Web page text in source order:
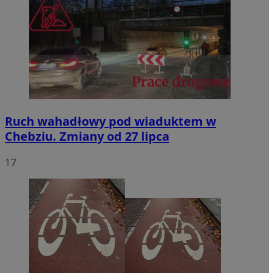
Ruch wahadłowy pod wiaduktem w
Chebziu. Zmiany od 27 lipca
17